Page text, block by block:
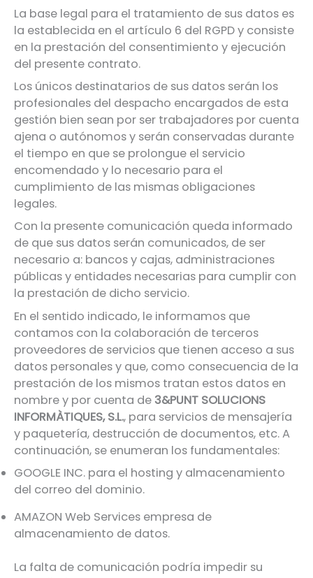
La base legal para el tratamiento de sus datos es
la establecida en el artículo 6 del RGPD y consiste
en la prestación del consentimiento y ejecución
del presente contrato.
Los únicos destinatarios de sus datos serán los
profesionales del despacho encargados de esta
gestión bien sean por ser trabajadores por cuenta
ajena o autónomos y serán conservadas durante
el tiempo en que se prolongue el servicio
encomendado y lo necesario para el
cumplimiento de las mismas obligaciones
legales.
Con la presente comunicación queda informado
de que sus datos serán comunicados, de ser
necesario a: bancos y cajas, administraciones
públicas y entidades necesarias para cumplir con
la prestación de dicho servicio.
En el sentido indicado, le informamos que
contamos con la colaboración de terceros
proveedores de servicios que tienen acceso a sus
datos personales y que, como consecuencia de la
prestación de los mismos tratan estos datos en
nombre y por cuenta de3&PUNT SOLUCIONS
INFORMÀTIQUES, S.L., para servicios de mensajería
y paquetería, destrucción de documentos, etc. A
continuación, se enumeran los fundamentales:
GOOGLE INC. para el hosting y almacenamiento
del correo del dominio.
AMAZON Web Services empresa de
almacenamiento de datos.
La falta de comunicación podría impedir su